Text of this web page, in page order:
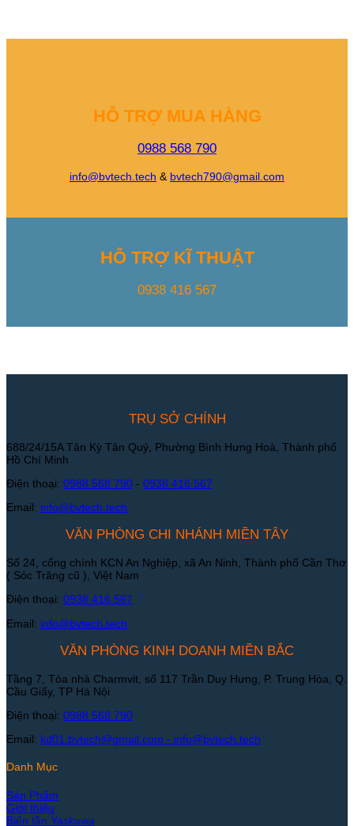
HỖ TRỢ MUA HÀNG
0988 568 790
info@bvtech.tech & bvtech790@gmail.com
HỖ TRỢ KĨ THUẬT
0938 416 567
TRỤ SỞ CHÍNH
688/24/15A Tân Kỳ Tân Quý, Phường Bình Hưng Hoà, Thành phố
Hồ Chí Minh
Điện thoại: 0988 568 790 - 0938 416 567
Email: info@bvtech.tech
VĂN PHÒNG CHI NHÁNH MIỀN TÂY
Số 24, cổng chính KCN An Nghiệp, xã An Ninh, Thành phố Cần Thơ
( Sóc Trăng cũ ), Việt Nam
Điện thoại: 0938 416 567
Email: info@bvtech.tech
VĂN PHÒNG KINH DOANH MIỀN BẮC
Tầng 7, Tòa nhà Charmvit, số 117 Trần Duy Hưng, P. Trung Hòa, Q.
Cầu Giấy, TP Hà Nội
Điện thoại: 0988 568 790
Email: kd01.bvtech@gmail.com - info@bvtech.tech
Danh Mục
Sản Phẩm
Giới thiệu
Biến tần Yaskawa